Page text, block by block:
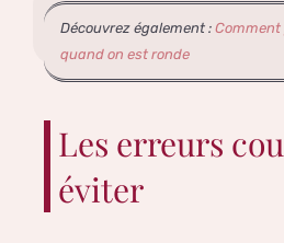
Découvrez également : Comment
quand on est ronde
Les erreurs
éviter